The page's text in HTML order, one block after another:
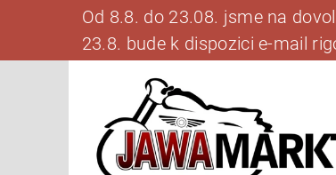
Od 8.8. do 23.08. jsme na
23.8. bude k dispozici e-mail